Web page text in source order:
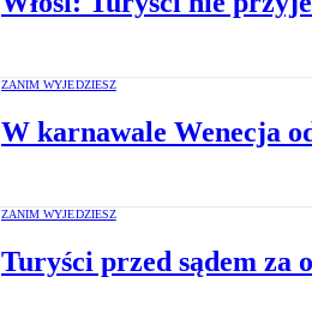
ZANIM WYJEDZIESZ
W karnawale Wenecja
ZANIM WYJEDZIESZ
Turyści przed sądem za